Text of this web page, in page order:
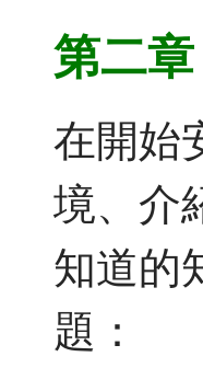
第二
在開始
境、介
知道的
題：